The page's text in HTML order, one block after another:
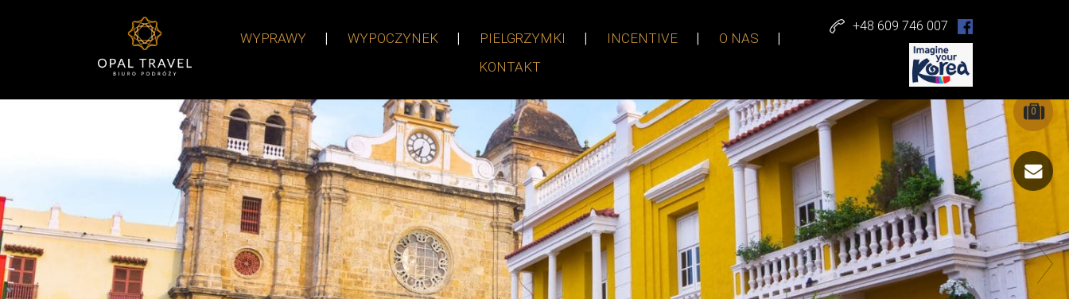
WYPRAWY WYPOCZYNEK PIELGRZYMKI INCENTIVE
O NAS
KONTAKT
+48 609 746 007
0